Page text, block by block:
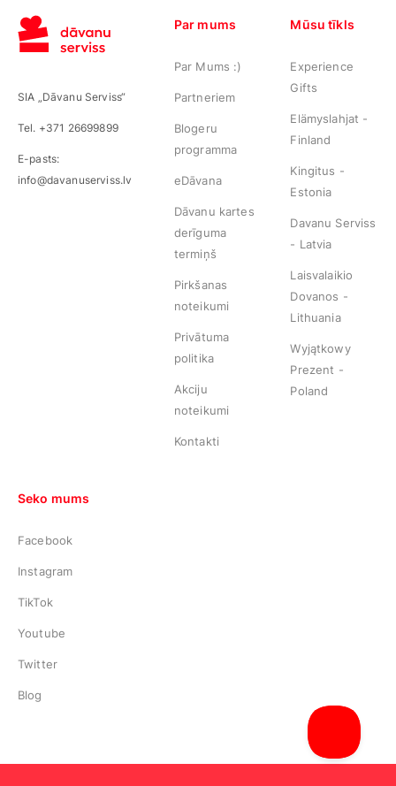
SIA „Dāvanu Serviss“
Tel. +371 26699899
E-pasts:
info@davanuserviss.lv
Par mums
Par Mums :)
Partneriem
Blogeru
programma
eDāvana
Dāvanu kartes
derīguma
termiņš
Pirkšanas
noteikumi
Privātuma
politika
Akciju
noteikumi
Kontakti
Mūsu tīkls
Experience
Gifts
Elämyslahjat -
Finland
Kingitus -
Estonia
Davanu Serviss
- Latvia
Laisvalaikio
Dovanos -
Lithuania
Wyjątkowy
Prezent -
Poland
Seko mums
Facebook
Instagram
TikTok
Youtube
Twitter
Blog